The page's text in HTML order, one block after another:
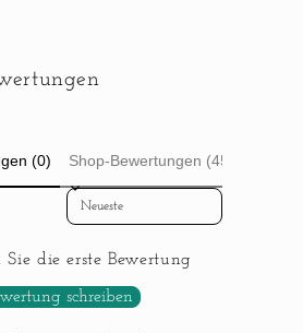
(0) Shop-Bewertungen (45)
Sort reviews by
Sie die erste Bewertung
schreiben